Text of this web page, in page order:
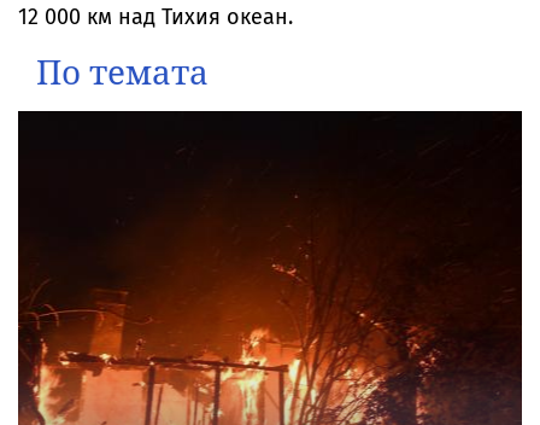
12 000 км над Тихия океан.
По темата